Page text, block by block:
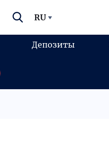
RU
Депозиты